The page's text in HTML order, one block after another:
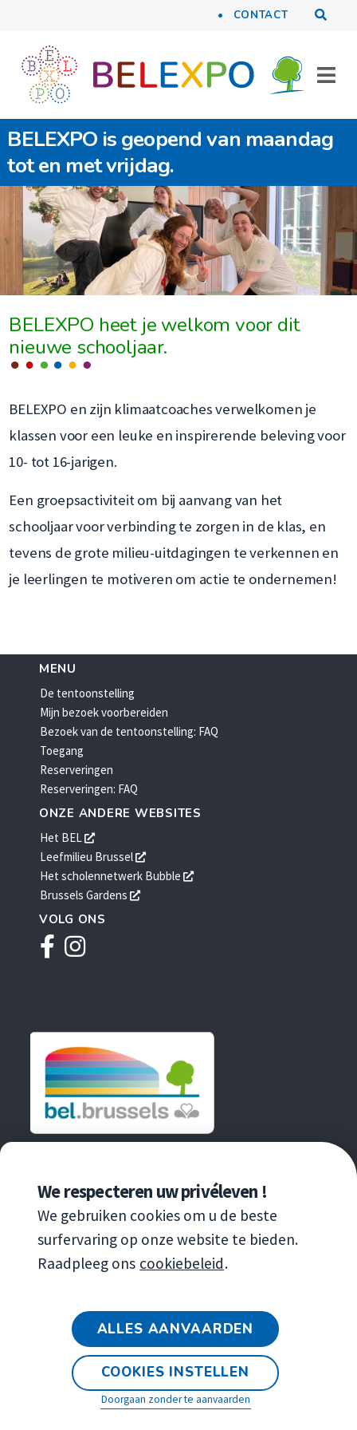
We respecteren uw privéleven !
We gebruiken cookies om u de beste
surfervaring op onze website te bieden.
Raadpleeg ons cookiebeleid.
ALLES AANVAARDEN
Doorgaan zonder te aanvaarden
COOKIES INSTELLEN
Naar inhoudTools
CONTACT
BELEXPO is geopend van maandag
tot en met vrijdag.
BELEXPO heet je welkom voor dit
nieuwe schooljaar.
BELEXPO en zijn klimaatcoaches verwelkomen je
klassen voor een leuke en inspirerende beleving voor
10- tot 16-jarigen.
Een groepsactiviteit om bij aanvang van het
schooljaar voor verbinding te zorgen in de klas, en
tevens de grote milieu-uitdagingen te verkennen en
je leerlingen te motiveren om actie te ondernemen!
MENU
De tentoonstelling
Mijn bezoek voorbereiden
Bezoek van de tentoonstelling: FAQ
Toegang
Reserveringen
Reserveringen: FAQ
ONZE ANDERE WEBSITES
Het BEL
opent
een
nieuw
venster
Leefmilieu Brussel
opent
een
Het scholennetwerk Bubble
opent
Brussels Gardens
opent
VOLG ONS
Facebook
Instagram
EEN INITIATIEF VAN
Copyright
© 2020 Leefmilieu Brussel
Algemene verkoopvoorwaarden van de
tentoonstelling
Wettelijke bepalingen
Toegankelijkheidsverklaring